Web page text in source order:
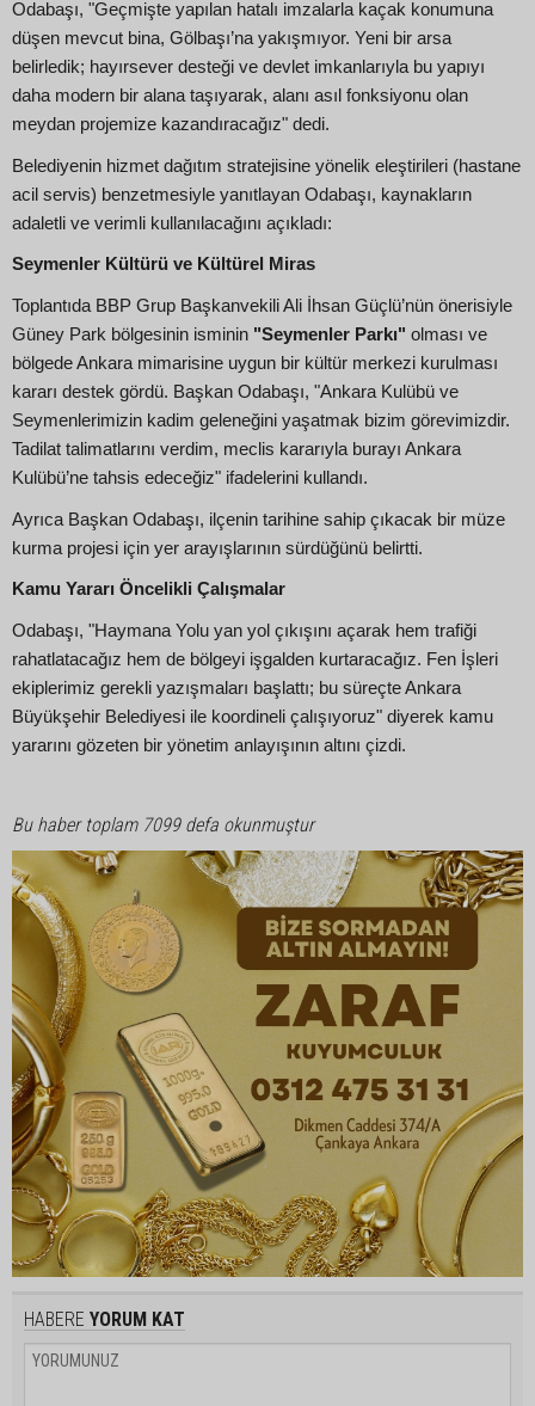
Odabaşı, "Geçmişte yapılan hatalı imzalarla kaçak konumuna
düşen mevcut bina, Gölbaşı’na yakışmıyor. Yeni bir arsa
belirledik; hayırsever desteği ve devlet imkanlarıyla bu yapıyı
daha modern bir alana taşıyarak, alanı asıl fonksiyonu olan
meydan projemize kazandıracağız" dedi.
Belediyenin hizmet dağıtım stratejisine yönelik eleştirileri (hastane
acil servis) benzetmesiyle yanıtlayan Odabaşı, kaynakların
adaletli ve verimli kullanılacağını açıkladı:
Seymenler Kültürü ve Kültürel Miras
Toplantıda BBP Grup Başkanvekili Ali İhsan Güçlü’nün önerisiyle
Güney Park bölgesinin isminin "Seymenler Parkı" olması ve
bölgede Ankara mimarisine uygun bir kültür merkezi kurulması
kararı destek gördü. Başkan Odabaşı, "Ankara Kulübü ve
Seymenlerimizin kadim geleneğini yaşatmak bizim görevimizdir.
Tadilat talimatlarını verdim, meclis kararıyla burayı Ankara
Kulübü’ne tahsis edeceğiz" ifadelerini kullandı.
Ayrıca Başkan Odabaşı, ilçenin tarihine sahip çıkacak bir müze
kurma projesi için yer arayışlarının sürdüğünü belirtti.
Kamu Yararı Öncelikli Çalışmalar
Odabaşı, "Haymana Yolu yan yol çıkışını açarak hem trafiği
rahatlatacağız hem de bölgeyi işgalden kurtaracağız. Fen İşleri
ekiplerimiz gerekli yazışmaları başlattı; bu süreçte Ankara
Büyükşehir Belediyesi ile koordineli çalışıyoruz" diyerek kamu
yararını gözeten bir yönetim anlayışının altını çizdi.
Bu haber toplam 7099 defa okunmuştur
HABERE YORUM KAT